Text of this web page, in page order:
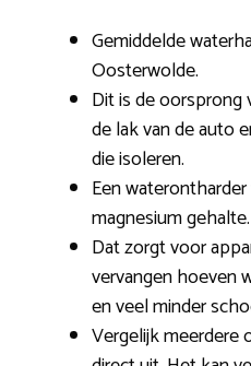
Gemiddelde
Oosterwolde.
Dit is de
de lak van de auto
die isoleren.
Een
magnesium gehalte.
Dat zorgt voor
vervangen hoeven
en veel minder
Vergelijk